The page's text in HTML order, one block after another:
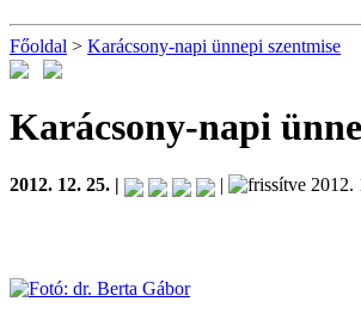
Főoldal > Karácsony-napi ünnepi szentmise
Karácsony-napi
2012. 12. 25. | | 2012.